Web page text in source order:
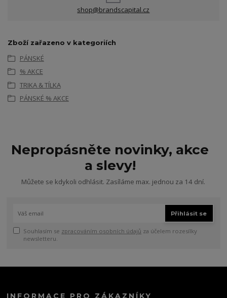
shop@brandscapital.cz
Zboží zařazeno v kategoriích
PÁNSKÉ
% AKCE
TRIKA & TÍLKA
PÁNSKÉ % AKCE
Nepropásněte novinky, akce
a slevy!
Můžete se kdykoli odhlásit. Zasíláme max. jednou za 14 dní.
Přihlásit se
Souhlasím se zpracováním osobních údajů za účelem rozesílky
newsletteru.
INFORMACE PRO ZÁKAZNÍKY